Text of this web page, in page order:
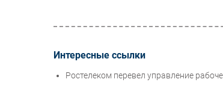
Интересные ссылки
Ростелеком перевел управление